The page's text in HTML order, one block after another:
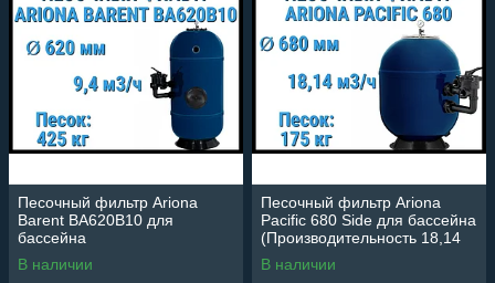
Песочный фильтр Ariona
Barent BA620B10 для
бассейна
(Производительность 9,4 м3/
ч, песок 425 кг., 2")
В наличии
Песочный фильтр Ariona
Pacific 680 Side для бассейна
(Производительность 18,14
м3/ч, песок 175 кг.)
В наличии